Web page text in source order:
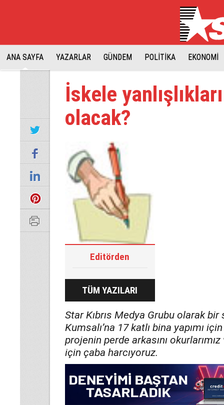
ANA SAYFA YAZARLAR GÜNDEM POLİTİKA EKONOMİ
İskele
olacak?
Editörden
TÜM YAZILARI
Star Kıbrıs Medya Grubu olarak
Kumsalı’na 17 katlı bina yapımı
projenin perde arkasını
için çaba harcıyoruz.